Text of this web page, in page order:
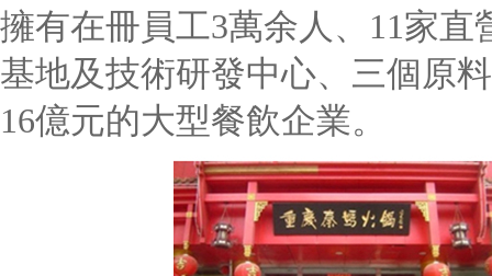
擁有在冊員工3萬余人、11家
基地及技術研發中心、三個原
16億元的大型餐飲企業。